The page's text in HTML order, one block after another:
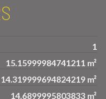
1
15.15999984741211 m²
14.319999694824219 m²
14.6899995803833 m²